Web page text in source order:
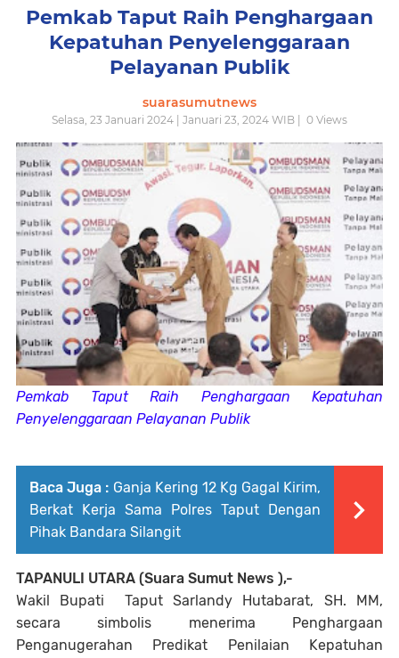
Pemkab Taput Raih Penghargaan
Kepatuhan Penyelenggaraan
Pelayanan Publik
suarasumutnews
Selasa, 23 Januari 2024 | Januari 23, 2024 WIB | 0 Views
Pemkab Taput Raih Penghargaan Kepatuhan
Penyelenggaraan Pelayanan Publik
Baca Juga : Ganja Kering 12 Kg Gagal Kirim,
Berkat Kerja Sama Polres Taput Dengan
Pihak Bandara Silangit
TAPANULI UTARA (Suara Sumut News ),-
Wakil Bupati Taput Sarlandy Hutabarat, SH. MM,
secara simbolis menerima Penghargaan
Penganugerahan Predikat Penilaian Kepatuhan